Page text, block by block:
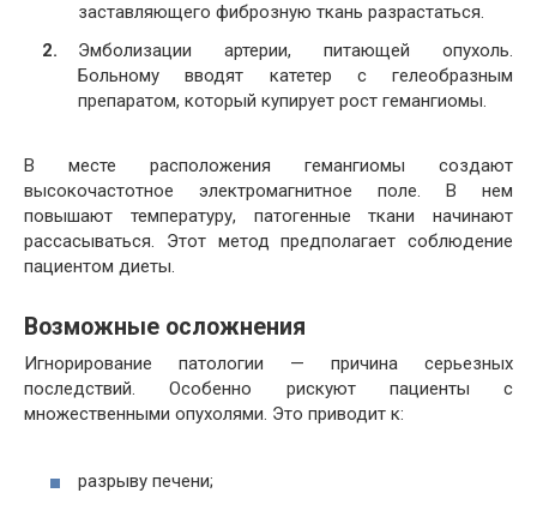
заставляющего фиброзную ткань разрастаться.
Эмболизации артерии, питающей опухоль.
Больному вводят катетер с гелеобразным
препаратом, который купирует рост гемангиомы.
В месте расположения гемангиомы создают
высокочастотное электромагнитное поле. В нем
повышают температуру, патогенные ткани начинают
рассасываться. Этот метод предполагает соблюдение
пациентом диеты.
Возможные осложнения
Игнорирование патологии — причина серьезных
последствий. Особенно рискуют пациенты с
множественными опухолями. Это приводит к:
разрыву печени;